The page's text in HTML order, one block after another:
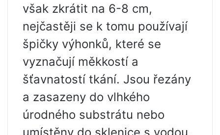
však zkrátit na 6-8 cm,
nejčastěji se k tomu používají
špičky výhonků, které se
vyznačují měkkostí a
šťavnatostí tkání. Jsou řezány
a zasazeny do vlhkého
úrodného substrátu nebo